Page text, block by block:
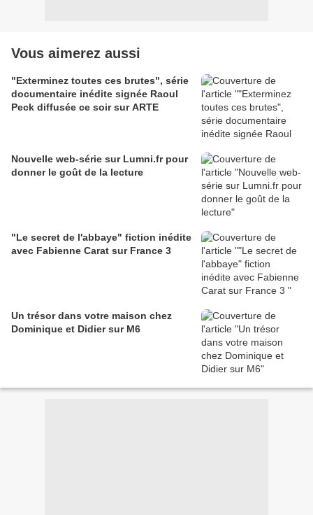
Vous aimerez aussi
"Exterminez toutes ces brutes", série
documentaire inédite signée Raoul
Peck diffusée ce soir sur ARTE
Nouvelle web-série sur Lumni.fr pour
donner le goût de la lecture
"Le secret de l'abbaye" fiction inédite
avec Fabienne Carat sur France 3
Un trésor dans votre maison chez
Dominique et Didier sur M6